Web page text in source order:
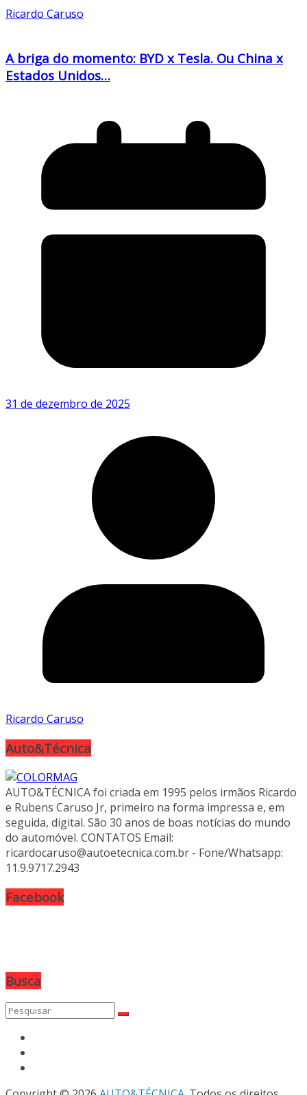
Ricardo Caruso
A briga do momento: BYD x Tesla. Ou China x
Estados Unidos…
31 de dezembro de 2025
Ricardo Caruso
Auto&Técnica
AUTO&TÉCNICA foi criada em 1995 pelos irmãos Ricardo
e Rubens Caruso Jr, primeiro na forma impressa e, em
seguida, digital. São 30 anos de boas notícias do mundo
do automóvel. CONTATOS Email:
ricardocaruso@autoetecnica.com.br - Fone/Whatsapp:
11.9.9717.2943
Facebook
Busca